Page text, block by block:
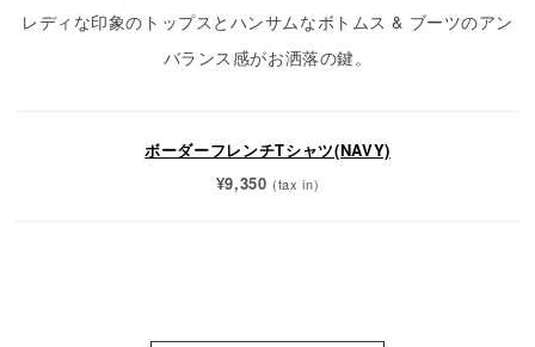
レディな印象のトップスとハンサムなボトムス & ブーツのアン
バランス感がお洒落の鍵。
ボーダーフレンチTシャツ(NAVY)
¥9,350 (tax in)